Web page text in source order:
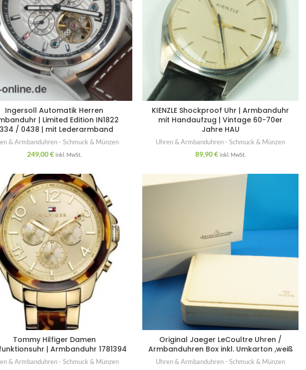
Ingersoll Automatik Herren
| Limited Edition IN1822
/ 0438 | mit Lederarmband
& Armbanduhren - Schmuck & Münzen
249,00€ inkl. MwSt.
KIENZLE Shockproof Uhr | Armbanduhr
mit Handaufzug | Vintage 60-70er
Jahre HAU
Uhren & Armbanduhren - Schmuck & Münzen
89,90€ inkl. MwSt.
Tommy Hilfiger Damen
| Armbanduhr 1781394
& Armbanduhren - Schmuck & Münzen
Original Jaeger LeCoultre Uhren /
Armbanduhren Box inkl. Umkarton ,weiß
Uhren & Armbanduhren - Schmuck & Münzen